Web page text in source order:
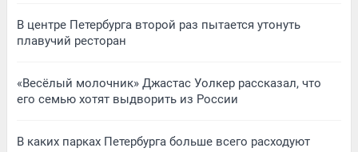
В центре Петербурга второй раз пытается утонуть
плавучий ресторан
«Весёлый молочник» Джастас Уолкер рассказал, что
его семью хотят выдворить из России
В каких парках Петербурга больше всего расходуют